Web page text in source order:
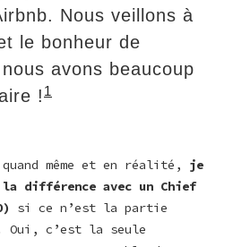
Nous veillons à
le bonheur de
nous avons beaucoup
! 1
même et en réalité, je
différence avec un Chief
si ce n’est la partie
Oui, c’est la seule